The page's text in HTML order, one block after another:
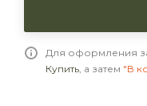
Для оформления
Купить, а затем "В